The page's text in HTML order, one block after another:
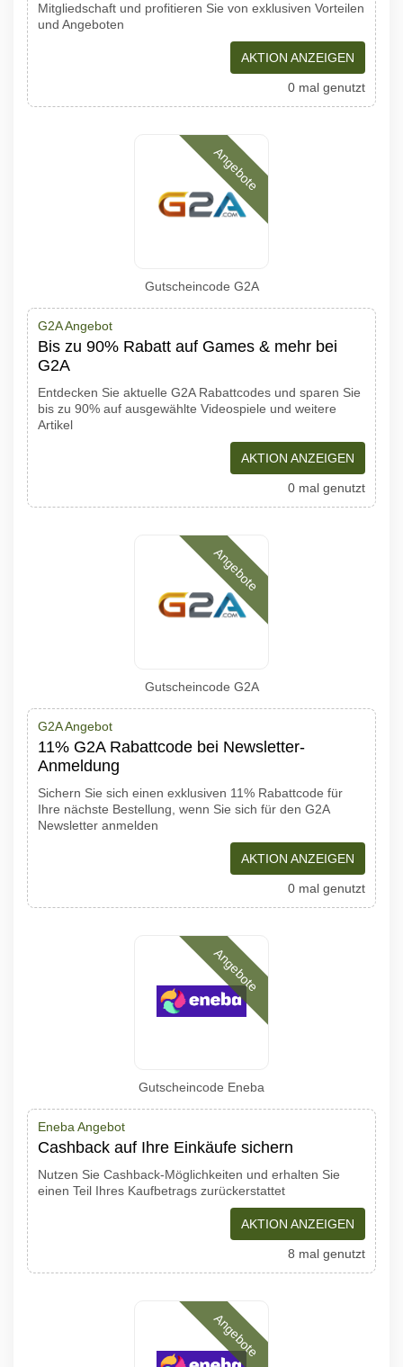
Mitgliedschaft und profitieren Sie von exklusiven Vorteilen
und Angeboten
AKTION ANZEIGEN
0 mal genutzt
Angebote
Gutscheincode G2A
G2A Angebot
Bis zu 90% Rabatt auf Games & mehr bei
G2A
Entdecken Sie aktuelle G2A Rabattcodes und sparen Sie
bis zu 90% auf ausgewählte Videospiele und weitere
Artikel
AKTION ANZEIGEN
0 mal genutzt
Angebote
Gutscheincode G2A
G2A Angebot
11% G2A Rabattcode bei Newsletter-
Anmeldung
Sichern Sie sich einen exklusiven 11% Rabattcode für
Ihre nächste Bestellung, wenn Sie sich für den G2A
Newsletter anmelden
AKTION ANZEIGEN
0 mal genutzt
Angebote
Gutscheincode Eneba
Eneba Angebot
Cashback auf Ihre Einkäufe sichern
Nutzen Sie Cashback-Möglichkeiten und erhalten Sie
einen Teil Ihres Kaufbetrags zurückerstattet
AKTION ANZEIGEN
8 mal genutzt
Angebote